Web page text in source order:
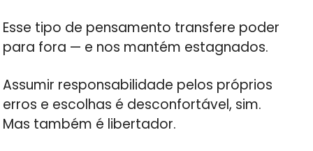
Esse tipo de pensamento transfere poder
para fora — e nos mantém estagnados.
Assumir responsabilidade pelos próprios
erros e escolhas é desconfortável, sim.
Mas também é libertador.